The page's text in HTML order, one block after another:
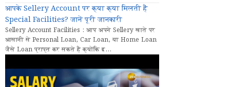
आपके Sellery Account पर क्या क्या मिलती हैं
Special Facilities? जानें पूरी जानकारी
Sellery Account Facilities : आप अपने Sellery खाते पर
आसानी से Personal Loan, Car Loan, या Home Loan
जैसे Loan प्राप्त कर सकते हैं क्योंकि इ...